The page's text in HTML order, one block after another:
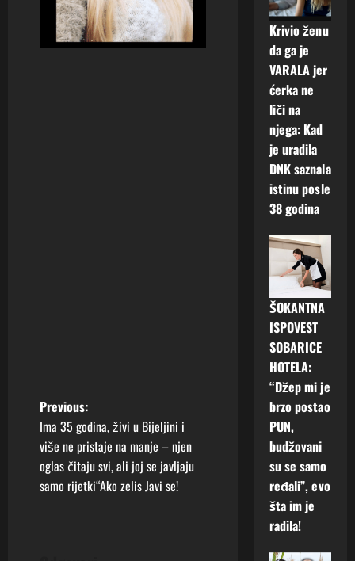
P
o
s
Previous:
Ima 35 godina, živi u Bijeljini i
više ne pristaje na manje – njen
oglas čitaju svi, ali joj se javljaju
samo rijetki“Ako zelis Javi se!
Krivio ženu
da ga je
VARALA jer
ćerka ne
liči na
njega: Kad
je uradila
DNK saznala
istinu posle
38 godina
ŠOKANTNA
ISPOVEST
SOBARICE
HOTELA:
“Džep mi je
brzo postao
PUN,
budžovani
su se samo
ređali”, evo
šta im je
radila!